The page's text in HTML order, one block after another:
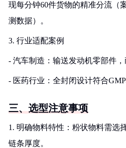
现每分钟60件货物的精准分流（
测数据）。
3. 行业适配案例
- 汽车制造：输送发动机零部件，
- 医药行业：全封闭设计符合
三、选型注意事项
1. 明确物料特性：粉状物料需选
链条厚度。